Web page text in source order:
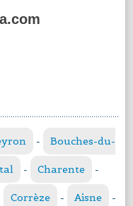
- Bouches-du-
- Charente -
Corrèze - Aisne -